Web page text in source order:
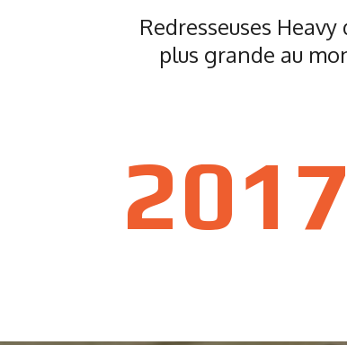
Redresseuses
plus grande au
2017